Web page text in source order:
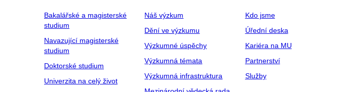
Bakalářské a magisterské
studium
Navazující magisterské
studium
Doktorské studium
Univerzita na celý život
Náš výzkum
Dění ve výzkumu
Výzkumné úspěchy
Výzkumná témata
Výzkumná infrastruktura
Kdo jsme
Úřední deska
Kariéra na MU
Partnerství
Služby